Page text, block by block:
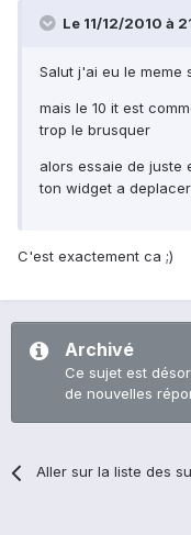
Le 11/12/2010 à
Salut j'ai eu le meme
mais le 10 it est
trop le brusquer
alors essaie de juste
ton widget a
C'est exactement ca ;)
Archivé
Ce sujet est
de nouvelles
Aller sur la liste des